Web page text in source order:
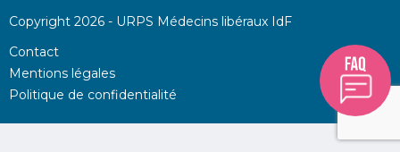
Copyright 2026 - URPS Médecins libéraux IdF
Contact
Mentions légales
Politique de confidentialité